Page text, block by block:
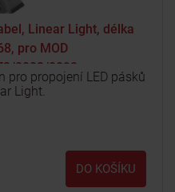
Linear Light, délka
pro MOD
0082/0092
pro propojení LED pásků
Light.
DO KOŠÍKU